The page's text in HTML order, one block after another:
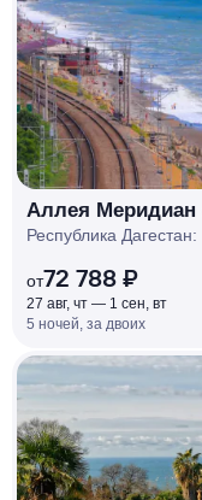
%
Аллея Меридиан
Республика
от72 788 ₽
27 авг, чт — 1 сен, вт
5 ночей, за двоих
КЕШБЭК
РУБЛЯ
МИ
Д
О 7
%